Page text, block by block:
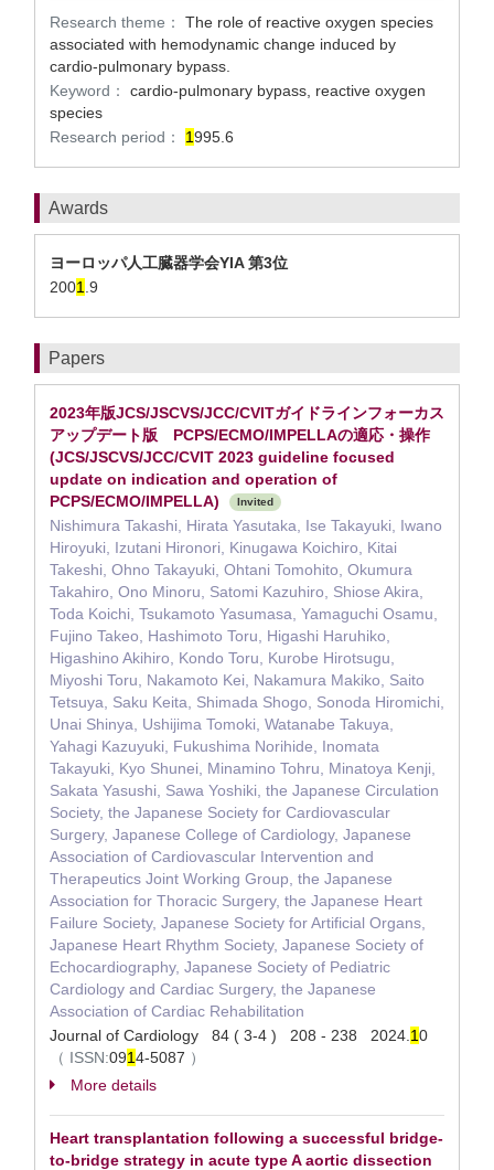
Research theme：
The role of reactive oxygen species
associated with hemodynamic change induced by
cardio-pulmonary bypass.
Keyword：
cardio-pulmonary bypass, reactive oxygen
species
Research period：
1995.6
Awards
ヨーロッパ人工臓器学会YIA 第3位
2001 .9
Papers
2023年版JCS/JSCVS/JCC/CVITガイドラインフォーカス
アップデート版 PCPS/ECMO/IMPELLAの適応・操作
(JCS/JSCVS/JCC/CVIT 2023 guideline focused
update on indication and operation of
PCPS/ECMO/IMPELLA)
Invited
Nishimura Takashi, Hirata Yasutaka, Ise Takayuki, Iwano
Hiroyuki, Izutani Hironori, Kinugawa Koichiro, Kitai
Takeshi, Ohno Takayuki, Ohtani Tomohito, Okumura
Takahiro, Ono Minoru, Satomi Kazuhiro, Shiose Akira,
Toda Koichi, Tsukamoto Yasumasa, Yamaguchi Osamu,
Fujino Takeo, Hashimoto Toru, Higashi Haruhiko,
Higashino Akihiro, Kondo Toru, Kurobe Hirotsugu,
Miyoshi Toru, Nakamoto Kei, Nakamura Makiko, Saito
Tetsuya, Saku Keita, Shimada Shogo, Sonoda Hiromichi,
Unai Shinya, Ushijima Tomoki, Watanabe Takuya,
Yahagi Kazuyuki, Fukushima Norihide, Inomata
Takayuki, Kyo Shunei, Minamino Tohru, Minatoya Kenji,
Sakata Yasushi, Sawa Yoshiki, the Japanese Circulation
Society, the Japanese Society for Cardiovascular
Surgery, Japanese College of Cardiology, Japanese
Association of Cardiovascular Intervention and
Therapeutics Joint Working Group, the Japanese
Association for Thoracic Surgery, the Japanese Heart
Failure Society, Japanese Society for Artificial Organs,
Japanese Heart Rhythm Society, Japanese Society of
Echocardiography, Japanese Society of Pediatric
Cardiology and Cardiac Surgery, the Japanese
Association of Cardiac Rehabilitation
Journal of Cardiology 84 ( 3-4 ) 208 - 238 2024. 10
（ ISSN:0914-5087 ）
More details
Heart transplantation following a successful bridge-
to-bridge strategy in acute type A aortic dissection